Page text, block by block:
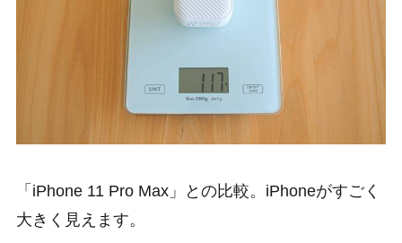
「iPhone 11 Pro Max」との比較。iPhoneがすごく
大きく見えます。